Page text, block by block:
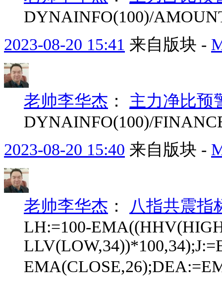
DYNAINFO(100)/
2023-08-20 15:41 来自版块 -
老帅李华杰 ： 主力净比预
DYNAINFO(100)/
2023-08-20 15:40 来自版块 -
老帅李华杰 ：
八指共震指
LH:=100-